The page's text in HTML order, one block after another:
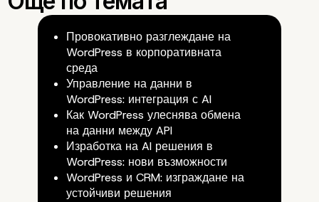
Безпроблемна интеграция
инструменти на трети
Провокативно разглеждане на
WordPress в корпоративната
среда
Управление на данни в
WordPress: интеграция с AI
Как WordPress улеснява обмена
на данни между API
Изработка на AI решения в
WordPress: нови възможности
WordPress и CRM: изграждане на
устойчиви решения